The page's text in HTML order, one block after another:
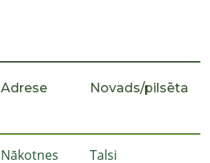
Adrese Novads/pilsēta
Nākotnes
Talsi